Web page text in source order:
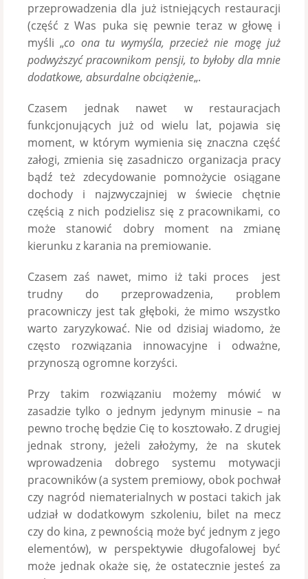
przeprowadzenia dla już istniejących restauracji
(część z Was puka się pewnie teraz w głowę i
myśli „co ona tu wymyśla, przecież nie mogę już
podwyższyć pracownikom pensji, to byłoby dla mnie
dodatkowe, absurdalne obciążenie„.
Czasem jednak nawet w restauracjach
funkcjonujących już od wielu lat, pojawia się
moment, w którym wymienia się znaczna część
załogi, zmienia się zasadniczo organizacja pracy
bądź też zdecydowanie pomnożycie osiągane
dochody i najzwyczajniej w świecie chętnie
częścią z nich podzielisz się z pracownikami, co
może stanowić dobry moment na zmianę
kierunku z karania na premiowanie.
Czasem zaś nawet, mimo iż taki proces jest
trudny do przeprowadzenia, problem
pracowniczy jest tak głęboki, że mimo wszystko
warto zaryzykować. Nie od dzisiaj wiadomo, że
często rozwiązania innowacyjne i odważne,
przynoszą ogromne korzyści.
Przy takim rozwiązaniu możemy mówić w
zasadzie tylko o jednym jedynym minusie – na
pewno trochę będzie Cię to kosztowało. Z drugiej
jednak strony, jeżeli założymy, że na skutek
wprowadzenia dobrego systemu motywacji
pracowników (a system premiowy, obok pochwał
czy nagród niematerialnych w postaci takich jak
udział w dodatkowym szkoleniu, bilet na mecz
czy do kina, z pewnością może być jednym z jego
elementów), w perspektywie długofalowej być
może jednak okaże się, że ostatecznie jesteś za